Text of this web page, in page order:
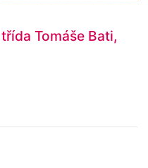
Tomáše Bati,